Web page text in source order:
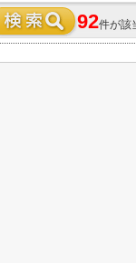
92件が該